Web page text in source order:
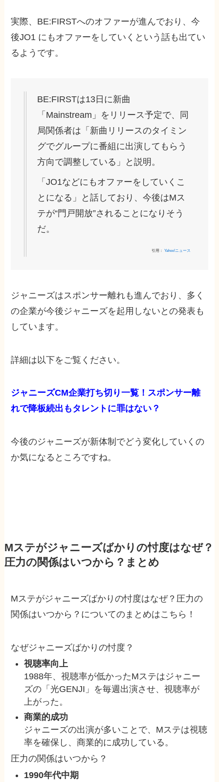
実際、BE:FIRSTへのオファーが進んでおり、今
後JO1 にもオファーをしていくという話も出てい
るようです。
BE:FIRSTは13日に新曲
「Mainstream」をリリース予定で、同
局関係者は「新曲リリースのタイミン
グでグループに番組に出演してもらう
方向で調整している」と説明。
「JO1などにもオファーをしていくこ
とになる」と話しており、今後はMス
テが“門戸開放”されることになりそう
だ。
引用： Yahoo!ニュース
ジャニーズはスポンサー離れも進んでおり、多く
の企業が今後ジャニーズを起用しないとの発表も
しています。
詳細は以下をご覧ください。
ジャニーズCM企業打ち切り一覧！スポンサー離
れで降板続出もタレントに罪はない？
今後のジャニーズが新体制でどう変化していくの
か気になるところですね。
Mステがジャニーズばかりの忖度はなぜ？
圧力の関係はいつから？まとめ
Mステがジャニーズばかりの忖度はなぜ？圧力の
関係はいつから？についてのまとめはこちら！
なぜジャニーズばかりの忖度？
視聴率向上
1988年、視聴率が低かったMステはジャニー
ズの「光GENJI」を毎週出演させ、視聴率が
上がった。
商業的成功
ジャニーズの出演が多いことで、Mステは視聴
率を確保し、商業的に成功している。
圧力の関係はいつから？
1990年代中期